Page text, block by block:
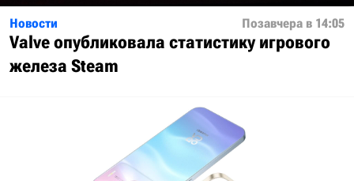
Новости Позавчера в 14:05
Valve опубликовала статистику игрового
железа Steam